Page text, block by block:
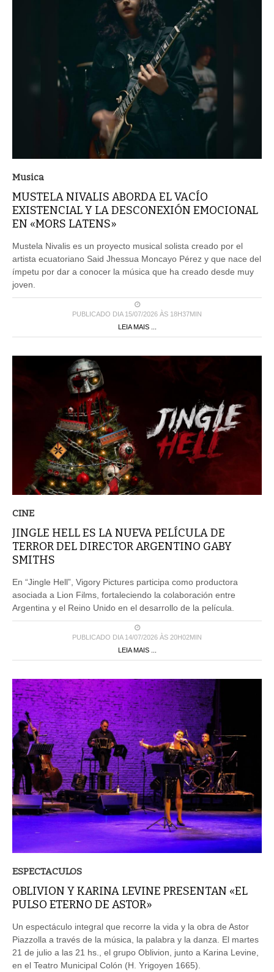
Musica
MUSTELA NIVALIS ABORDA EL VACÍO
EXISTENCIAL Y LA DESCONEXIÓN EMOCIONAL
EN «MORS LATENS»
Mustela Nivalis es un proyecto musical solista creado por el
artista ecuatoriano Said Jhessua Moncayo Pérez y que nace del
ímpetu por dar a conocer la música que ha creado desde muy
joven.
PUBLICADO DIA 15/07/2026 ÀS 18H37MIN
LEIA MAIS ...
CINE
JINGLE HELL ES LA NUEVA PELÍCULA DE
TERROR DEL DIRECTOR ARGENTINO GABY
SMITHS
En “Jingle Hell”, Vigory Pictures participa como productora
asociada a Lion Films, fortaleciendo la colaboración entre
Argentina y el Reino Unido en el desarrollo de la película.
PUBLICADO DIA 14/07/2026 ÀS 20H02MIN
LEIA MAIS ...
ESPECTACULOS
OBLIVION Y KARINA LEVINE PRESENTAN «EL
PULSO ETERNO DE ASTOR»
Un espectáculo integral que recorre la vida y la obra de Astor
Piazzolla a través de la música, la palabra y la danza. El martes
21 de julio a las 21 hs., el grupo Oblivion, junto a Karina Levine,
en el Teatro Municipal Colón (H. Yrigoyen 1665).